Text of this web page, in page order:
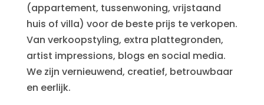
(appartement, tussenwoning, vrijstaand
huis of villa) voor de beste prijs te verkopen.
Van verkoopstyling, extra plattegronden,
artist impressions, blogs en social media.
We zijn vernieuwend, creatief, betrouwbaar
en eerlijk.